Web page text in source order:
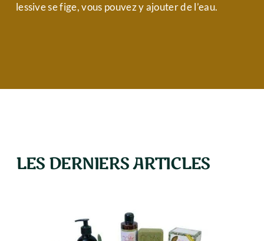
lessive se fige, vous pouvez y ajouter de l’eau.
LES DERNIERS ARTICLES